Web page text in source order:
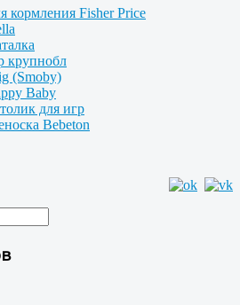
кормления Fisher Price
крупнобл
(Smoby)
Baby
для игр
Bebeton